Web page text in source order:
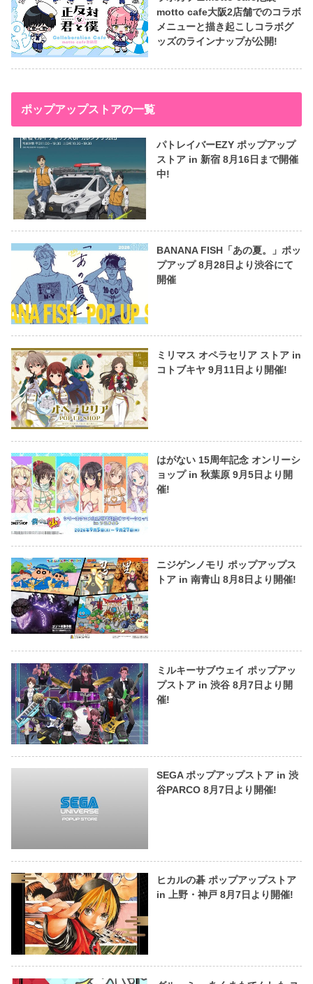
motto cafe大阪2店舗でのコラボ
メニューと描き起こしコラボグ
ッズのラインナップが公開!
ポップアップストアの一覧
パトレイバーEZY ポップアップ
ストア in 新宿 8月16日まで開催
中!
BANANA FISH「あの夏。」ポッ
プアップ 8月28日より渋谷にて
開催
ミリマス オペラセリア ストア in
コトブキヤ 9月11日より開催!
はがない 15周年記念 オンリーシ
ョップ in 秋葉原 9月5日より開
催!
ニジゲンノモリ ポップアップス
トア in 南青山 8月8日より開催!
ミルキーサブウェイ ポップアッ
プストア in 渋谷 8月7日より開
催!
SEGA ポップアップストア in 渋
谷PARCO 8月7日より開催!
ヒカルの碁 ポップアップストア
in 上野・神戸 8月7日より開催!